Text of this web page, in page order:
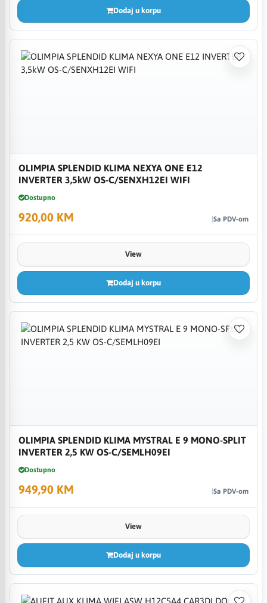
Dodaj u korpu
OLIMPIA SPLENDID KLIMA NEXYA ONE E12
INVERTER 3,5kW OS-C/SENXH12EI WIFI
Dostupno
920,00 KM Sa PDV-om
View
Dodaj u korpu
OLIMPIA SPLENDID KLIMA MYSTRAL E 9 MONO-SPLIT
INVERTER 2,5 KW OS-C/SEMLH09EI
Dostupno
949,90 KM Sa PDV-om
View
Dodaj u korpu